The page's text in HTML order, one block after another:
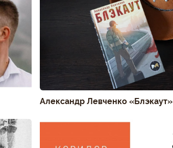
Александр Левченко «Блэкаут»